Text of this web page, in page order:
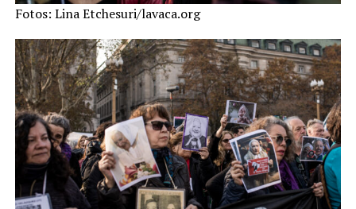
Fotos: Lina Etchesuri/lavaca.org